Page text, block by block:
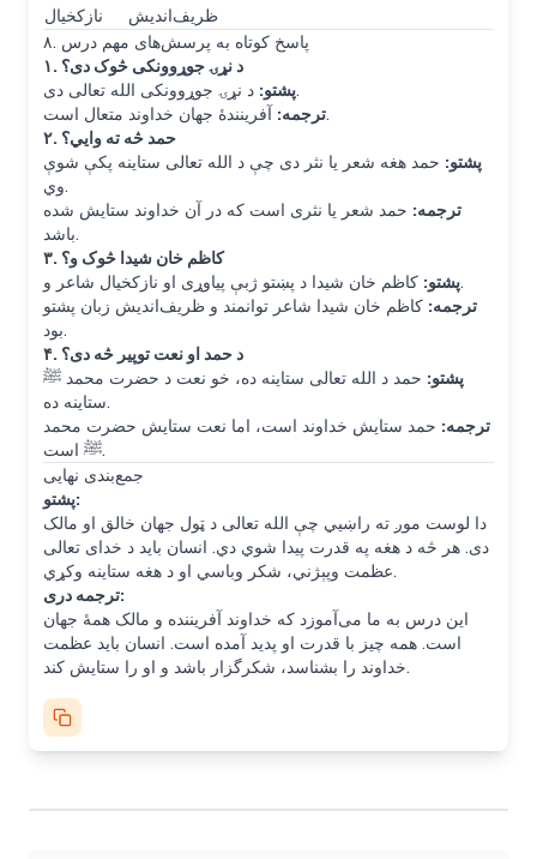
نازکخیال
ظریف‌اندیش
۸. پاسخ کوتاه به پرسش‌های مهم درس
۱. د نړۍ جوړوونکی څوک دی؟
پشتو:د نړۍ جوړوونکی الله تعالی دی.
ترجمه:آفرینندهٔ جهان خداوند متعال است.
۲. حمد څه ته وايي؟
پشتو: حمد هغه شعر یا نثر دی چې د الله تعالی ستاینه پکې شوې
وي.
ترجمه: حمد شعر یا نثری است که در آن خداوند ستایش شده
باشد.
۳. کاظم خان شیدا څوک و؟
پشتو:کاظم خان شیدا د پښتو ژبې پیاوړی او نازکخیال شاعر و.
ترجمه: کاظم خان شیدا شاعر توانمند و ظریف‌اندیش زبان پشتو
بود.
۴. د حمد او نعت توپیر څه دی؟
پشتو: حمد د الله تعالی ستاینه ده، خو نعت د حضرت محمد ﷺ
ستاینه ده.
ترجمه: حمد ستایش خداوند است، اما نعت ستایش حضرت محمد
ﷺ است.
جمع‌بندی نهایی
پشتو:
دا لوست موږ ته راښيي چې الله تعالی د ټول جهان خالق او مالک
دی. هر څه د هغه په قدرت پیدا شوي دي. انسان باید د خدای تعالی
عظمت وپېژني، شکر وباسي او د هغه ستاینه وکړي.
ترجمه دری:
این درس به ما می‌آموزد که خداوند آفریننده و مالک همهٔ جهان
است. همه چیز با قدرت او پدید آمده است. انسان باید عظمت
خداوند را بشناسد، شکرگزار باشد و او را ستایش کند.